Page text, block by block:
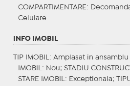
COMPARTIMENTARE :
Celulare
INFO IMOBIL
TIP IMOBIL : Amplasat in
IMOBIL : Nou; STADIU
STARE IMOBIL : Exceptionala;